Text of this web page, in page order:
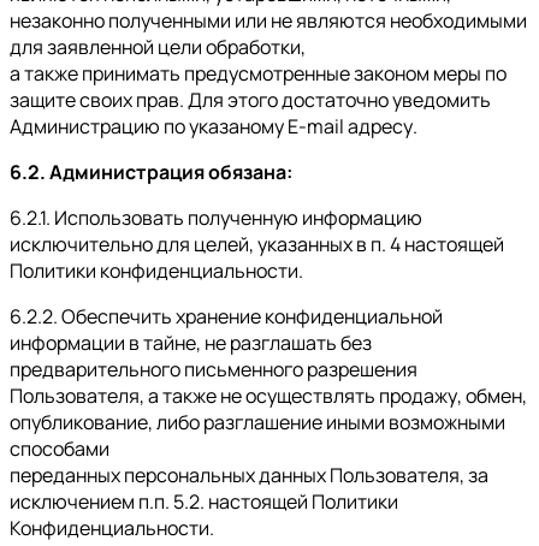
незаконно полученными или не являются необходимыми
для заявленной цели обработки,
а также принимать предусмотренные законом меры по
защите своих прав. Для этого достаточно уведомить
Администрацию по указаному E-mail адресу.
6.2. Администрация обязана:
6.2.1. Использовать полученную информацию
исключительно для целей, указанных в п. 4 настоящей
Политики конфиденциальности.
6.2.2. Обеспечить хранение конфиденциальной
информации в тайне, не разглашать без
предварительного письменного разрешения
Пользователя, а также не осуществлять продажу, обмен,
опубликование, либо разглашение иными возможными
способами
переданных персональных данных Пользователя, за
исключением п.п. 5.2. настоящей Политики
Конфиденциальности.